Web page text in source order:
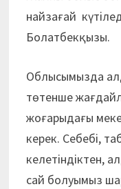
найзағай
Болатбекқызы.
Облысымызда
төтенше
жоғарыдағы
керек. Себебі,
келетіндіктен,
сай болуымыз